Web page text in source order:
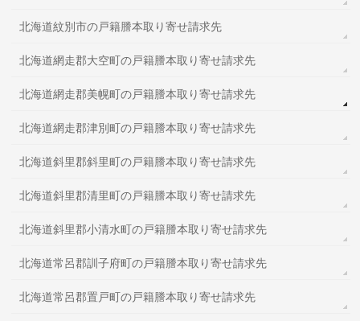
北海道紋別市の戸籍謄本取り寄せ請求先
北海道網走郡大空町の戸籍謄本取り寄せ請求先
北海道網走郡美幌町の戸籍謄本取り寄せ請求先
北海道網走郡津別町の戸籍謄本取り寄せ請求先
北海道斜里郡斜里町の戸籍謄本取り寄せ請求先
北海道斜里郡清里町の戸籍謄本取り寄せ請求先
北海道斜里郡小清水町の戸籍謄本取り寄せ請求先
北海道常呂郡訓子府町の戸籍謄本取り寄せ請求先
北海道常呂郡置戸町の戸籍謄本取り寄せ請求先